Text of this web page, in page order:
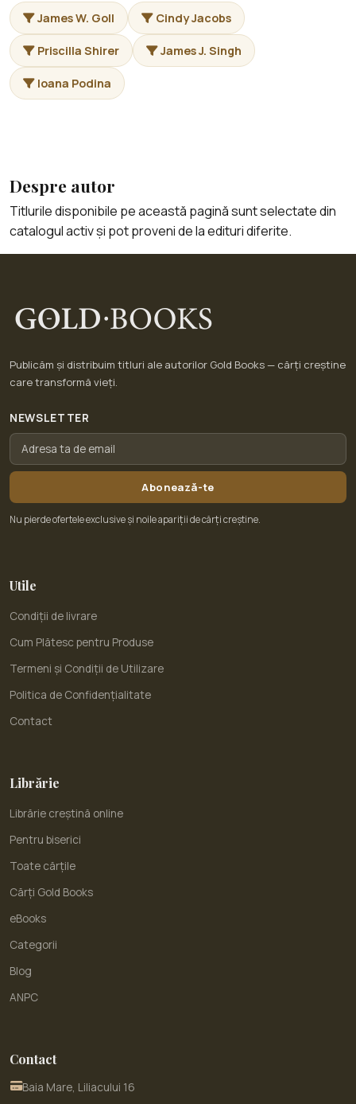
James W. Goll Cindy Jacobs
Priscilla Shirer James J. Singh
Ioana Podina
Despre autor
Titlurile disponibile pe această pagină sunt selectate din
catalogul activ și pot proveni de la edituri diferite.
Publicăm și distribuim titluri ale autorilor Gold Books — cărți creștine
care transformă vieți.
NEWSLETTER
Abonează-te
Nu pierde ofertele exclusive și noile apariții de cărți creștine.
Utile
Condiții de livrare
Cum Plătesc pentru Produse
Termeni și Condiții de Utilizare
Politica de Confidențialitate
Contact
Librărie
Librărie creștină online
Pentru biserici
Toate cărțile
Cărți Gold Books
eBooks
Categorii
Blog
ANPC
Contact
Baia Mare, Liliacului 16